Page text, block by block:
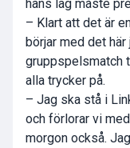
hans lag måste
– Klart att det är
börjar med det
gruppspelsmatch
alla trycker på.
– Jag ska stå i
och förlorar vi
morgon också.